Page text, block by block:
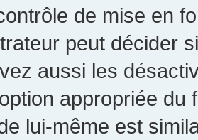
de mise en
peut décider
aussi les
appropriée
lui-même est